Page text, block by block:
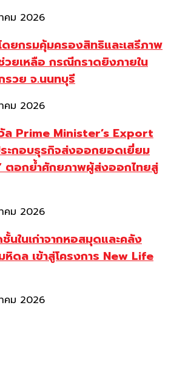
คม 2026
ยกรมคุ้มครองสิทธิและเสรีภาพ
วยเหลือ กรณีกราดยิงภายใน
รวย จ.นนทบุรี
คม 2026
ล Prime Minister’s Export
ะกอบธุรกิจส่งออกยอดเยี่ยม
อกย้ำศักยภาพผู้ส่งออกไทยสู่
คม 2026
นในเก่าจากหอสมุดและคลัง
หิดล เข้าสู่โครงการ New Life
คม 2026